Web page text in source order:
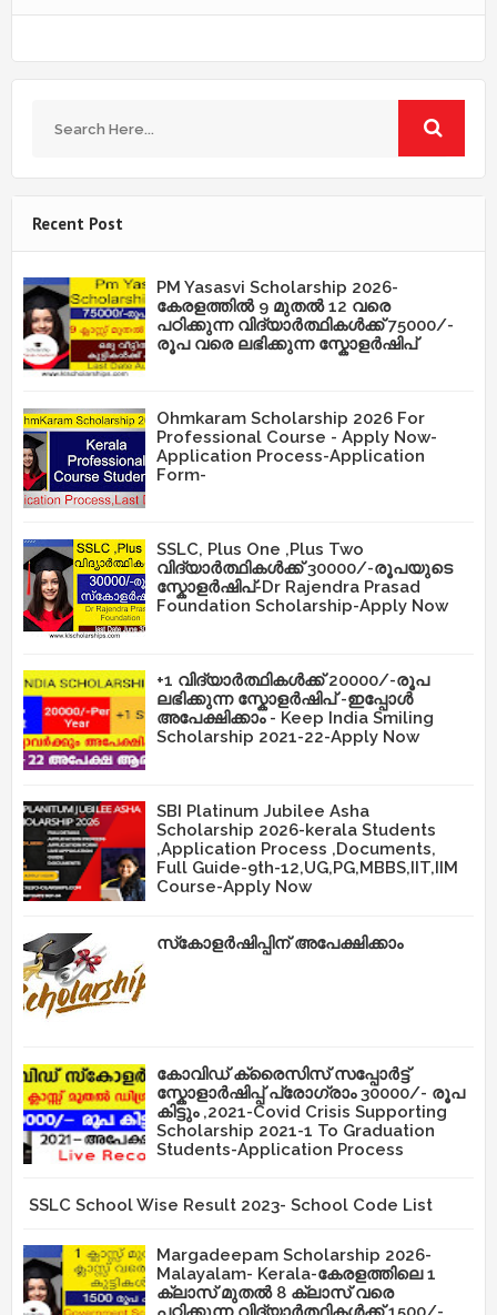
Recent Post
PM Yasasvi Scholarship 2026-
കേരളത്തിൽ 9 മുതൽ 12 വരെ
പഠിക്കുന്ന വിദ്യാർത്ഥികൾക്ക് 75000/-
രൂപ വരെ ലഭിക്കുന്ന സ്കോളർഷിപ്
Ohmkaram Scholarship 2026 For
Professional Course - Apply Now-
Application Process-Application
Form-
SSLC, Plus One ,Plus Two
വിദ്യാർത്ഥികൾക്ക് 30000/-രൂപയുടെ
സ്കോളർഷിപ്-Dr Rajendra Prasad
Foundation Scholarship-Apply Now
+1 വിദ്യാർത്ഥികൾക്ക് 20000/-രൂപ
ലഭിക്കുന്ന സ്കോളർഷിപ് -ഇപ്പോൾ
അപേക്ഷിക്കാം - Keep India Smiling
Scholarship 2021-22-Apply Now
SBI Platinum Jubilee Asha
Scholarship 2026-kerala Students
,Application Process ,Documents,
Full Guide-9th-12,UG,PG,MBBS,IIT,IIM
Course-Apply Now
സ്‌കോളർഷിപ്പിന് അപേക്ഷിക്കാം
കോവിഡ് ക്രൈസിസ് സപ്പോർട്ട്
സ്കോളാർഷിപ്പ് പ്രോഗ്രാം 30000/- രൂപ
കിട്ടും ,2021-Covid Crisis Supporting
Scholarship 2021-1 To Graduation
Students-Application Process
SSLC School Wise Result 2023- School Code List
Margadeepam Scholarship 2026-
Malayalam- Kerala-കേരളത്തിലെ 1
ക്ലാസ് മുതൽ 8 ക്ലാസ് വരെ